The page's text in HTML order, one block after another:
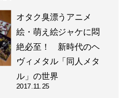
オタク臭漂うアニメ
絵・萌え絵ジャケに悶
絶必至！ 新時代のヘ
ヴィメタル「同人メタ
ル」の世界
2017.11.25